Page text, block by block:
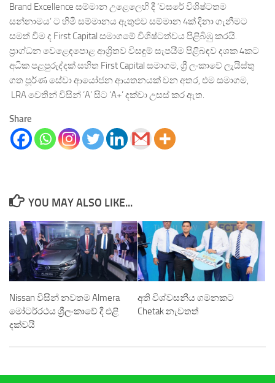
Brand Excellence සම්මාන උළෙලෙහි දී ‘වසරේ විශිෂ්ටතම
සන්නාමය’ ට හිමි සම්මානය ඇතුළුව සම්මාන 4ක් දිනා ගැනීමට
සමත් වීම ද First Capital සමාගමේ විශිෂ්ටත්වය පිළිබිඹු කරයි.
ප්‍රාග්ධන වෙළෙඳපොළ ආශ්‍රිතව විසඳුම් සැපයීම පිළිබඳව දශක 4කට
අධික පළපුරුද්දක් සහිත First Capital සමාගම, ශ්‍රී ලංකාවේ ලැයිස්තු
ගත පූර්ණ සේවා ආයෝජන ආයතනයක් වන අතර, එම සමාගම,
LRA වෙතින් විසින් ‘A’ සිට ‘A+’ දක්වා උසස් කර ඇත.
Share
YOU MAY ALSO LIKE...
Nissan විසින් නවතම Almera
මෝටර්රථය ශ්‍රීලංකාවේ දී එළි
දක්වයි
අති විශ්වසනීය ගමනකට
Chetak නැවතත්